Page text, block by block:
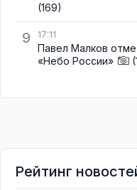
(169)
9 17:11
Павел Малков
«Небо России»
Рейтинг